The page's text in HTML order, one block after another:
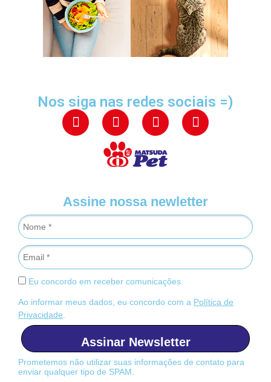
Nos siga nas redes sociais =)
Assine nossa newletter
Eu concordo em receber comunicações.
Ao informar meus dados, eu concordo com a Política de
Privacidade
Assinar Newsletter
Prometemos não utilizar suas informações de contato para
enviar qualquer tipo de SPAM.